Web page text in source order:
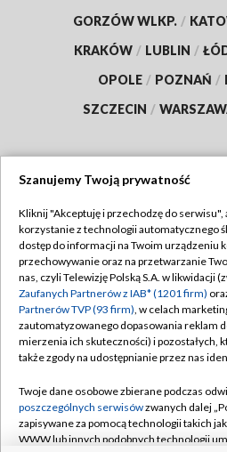
GORZÓW WLKP. /
KRAKÓW / LUBLIN /
OPOLE / POZNAŃ /
SZCZECIN /
TVP
Abonament TVP
Emisja w TVP
Centrum informacji TVP
Naziemna Telewizja Cyfrowa
Rada Programowa
System NOS
Regulamin
Polityka
Moje
Pomoc
Szanujemy Twoją prywatność
Kliknij "Akceptuję i przechodzę do serwisu",
korzystanie z technologii automatycznego
dostęp do informacji na Twoim urządzeniu
przechowywanie oraz na przetwarzanie
nas, czyli Telewizję Polską S.A. w likwidacji
Zaufanych Partnerów z IAB* (1201 firm)
Partnerów TVP (93 firm), w celach
zautomatyzowanego dopasowania reklam
mierzenia ich skuteczności) i pozostałych,
także zgody na udostępnianie przez nas
Twoje dane osobowe zbierane podczas
poszczególnych serwisówzwanych dalej
zapisywane za pomocą technologii takich
WWW lub innych podobnych technologii